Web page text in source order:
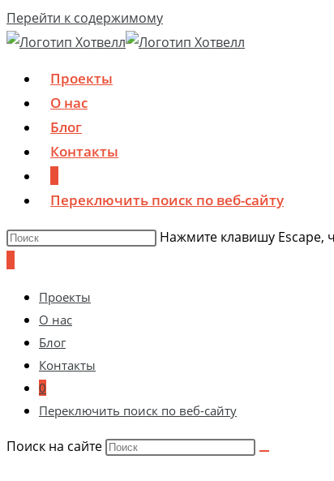
Перейти к содержимому
Проекты
О нас
Блог
Контакты
Переключить поиск по веб-сайту
Нажмите клавишу Escape,
Проекты
О нас
Блог
Контакты
0
Переключить поиск по веб-сайту
Поиск на сайте